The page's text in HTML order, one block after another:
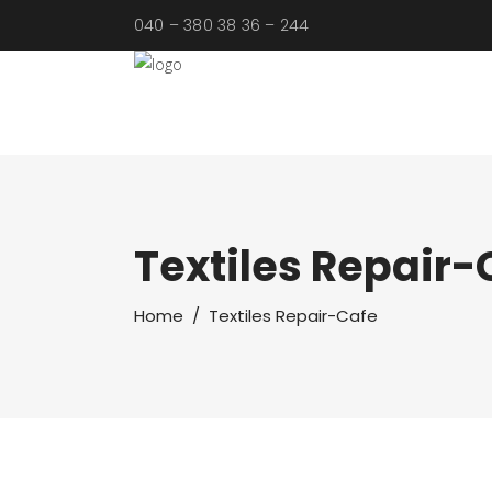
040 – 380 38 36 – 244
Textiles Repair-
Home / Textiles Repair-Cafe